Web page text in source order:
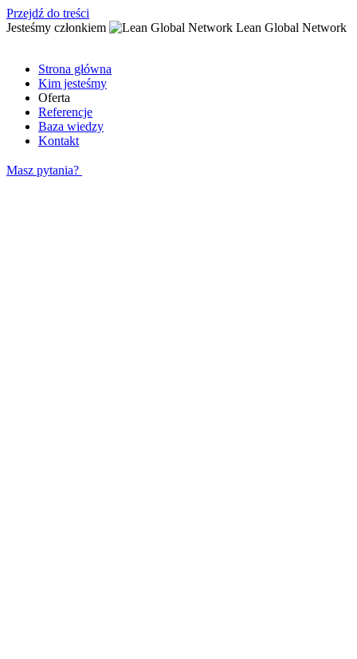
Przejdź do treści
Jesteśmy członkiem
Lean Global Network
Strona główna
Kim jesteśmy
Oferta
Referencje
Baza wiedzy
Kontakt
Masz pytania?